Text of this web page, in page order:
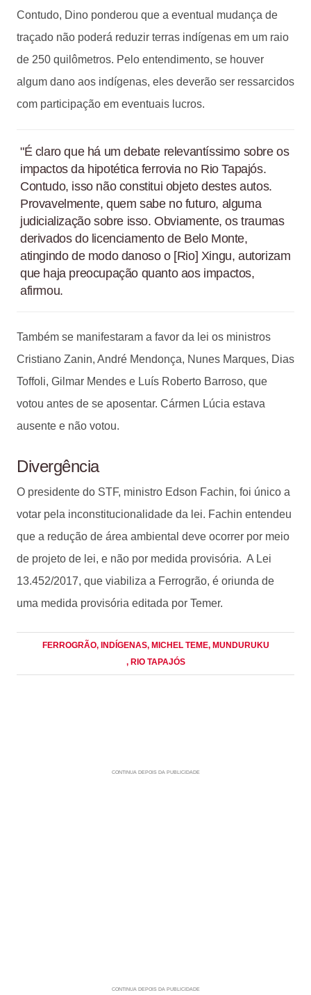
Contudo, Dino ponderou que a eventual mudança de
traçado não poderá reduzir terras indígenas em um raio
de 250 quilômetros. Pelo entendimento, se houver
algum dano aos indígenas, eles deverão ser ressarcidos
com participação em eventuais lucros.
"É claro que há um debate relevantíssimo sobre os
impactos da hipotética ferrovia no Rio Tapajós.
Contudo, isso não constitui objeto destes autos.
Provavelmente, quem sabe no futuro, alguma
judicialização sobre isso. Obviamente, os traumas
derivados do licenciamento de Belo Monte,
atingindo de modo danoso o [Rio] Xingu, autorizam
que haja preocupação quanto aos impactos,
afirmou.
Também se manifestaram a favor da lei os ministros
Cristiano Zanin, André Mendonça, Nunes Marques, Dias
Toffoli, Gilmar Mendes e Luís Roberto Barroso, que
votou antes de se aposentar. Cármen Lúcia estava
ausente e não votou.
Divergência
O presidente do STF, ministro Edson Fachin, foi único a
votar pela inconstitucionalidade da lei. Fachin entendeu
que a redução de área ambiental deve ocorrer por meio
de projeto de lei, e não por medida provisória. A Lei
13.452/2017, que viabiliza a Ferrogrão, é oriunda de
uma medida provisória editada por Temer.
FERROGRÃO, INDÍGENAS, MICHEL TEME, MUNDURUKU
, RIO TAPAJÓS